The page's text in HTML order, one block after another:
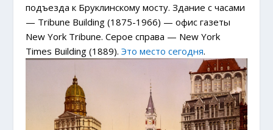
подъезда к Бруклинскому мосту. Здание с часами
— Tribune Building (1875-1966) — офис газеты
New York Tribune. Серое справа — New York
Times Building (1889).Это место сегодня.